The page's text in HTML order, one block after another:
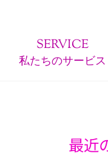
SERVICE
私たちのサービス
最近